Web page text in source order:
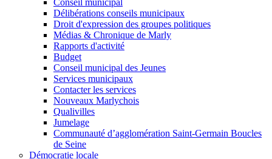
Délibérations conseils municipaux
Droit d'expression des groupes politiques
Médias & Chronique de Marly
Rapports d'activité
Budget
Conseil municipal des Jeunes
Services municipaux
Contacter les services
Nouveaux Marlychois
Qualivilles
Jumelage
Communauté d’agglomération Saint-Germain Boucles
de Seine
Démocratie locale